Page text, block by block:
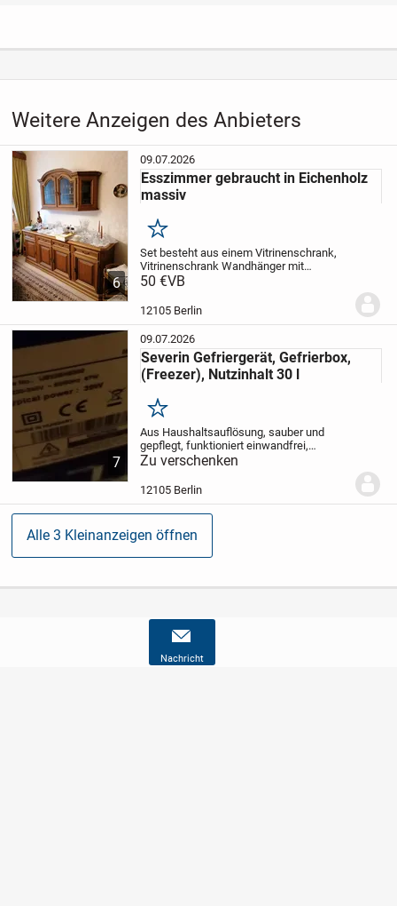
Nachricht
Weitere Anzeigen des Anbieters
6
09.07.2026
Esszimmer gebraucht in Eichenholz
massiv
Merken
Set besteht aus einem Vitrinenschrank,
Vitrinenschrank Wandhänger mit
Sideboard, einem runden Tisch (zum
Kommoden, passende Tischlampen dazu,
50 €VB
12105 Berlin
7
09.07.2026
Severin Gefriergerät, Gefrierbox,
(Freezer), Nutzinhalt 30 l
Merken
Aus Haushaltsauflösung, sauber und
gepflegt, funktioniert einwandfrei,
kostenlos abzugeben aber nur mit
Zu verschenken
12105 Berlin
Alle 3 Kleinanzeigen öffnen